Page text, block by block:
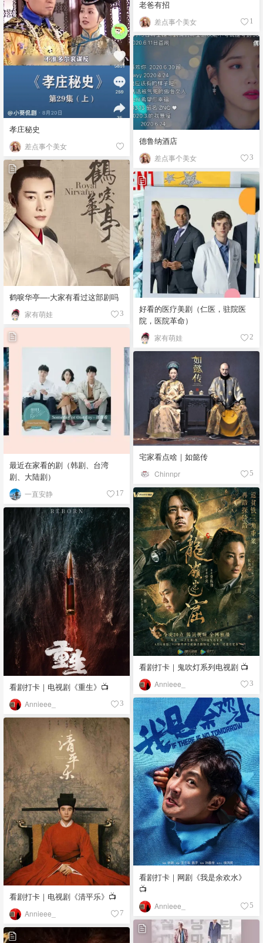
老爸有招
差点事个美女 1
孝庄秘史
差点事个美女 德鲁纳酒店
差点事个美女 3
鹤唳华亭—-大家有看过这部剧吗
家有萌娃 3
好看的医疗美剧（仁医，驻院医
院，医院革命）
家有萌娃 2
最近在家看的剧（韩剧、台湾
剧、大陆剧）
一直安静 17
宅家看点啥｜如懿传
Chinnpr 5
看剧打卡｜鬼吹灯系列电视剧 📺
Annieee_ 3
看剧打卡｜电视剧《重生》📺
Annieee_ 3
看剧打卡｜网剧《我是余欢水》
📺
Annieee_ 5
看剧打卡｜电视剧《清平乐》📺
Annieee_ 7